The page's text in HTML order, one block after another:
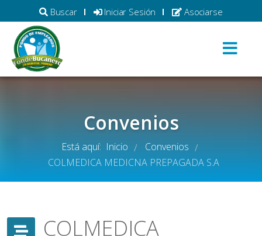
Buscar Iniciar Sesión Asociarse
Convenios
Está aquí: Inicio / Convenios /
COLMEDICA MEDICNA PREPAGADA S.A
COLMEDICA